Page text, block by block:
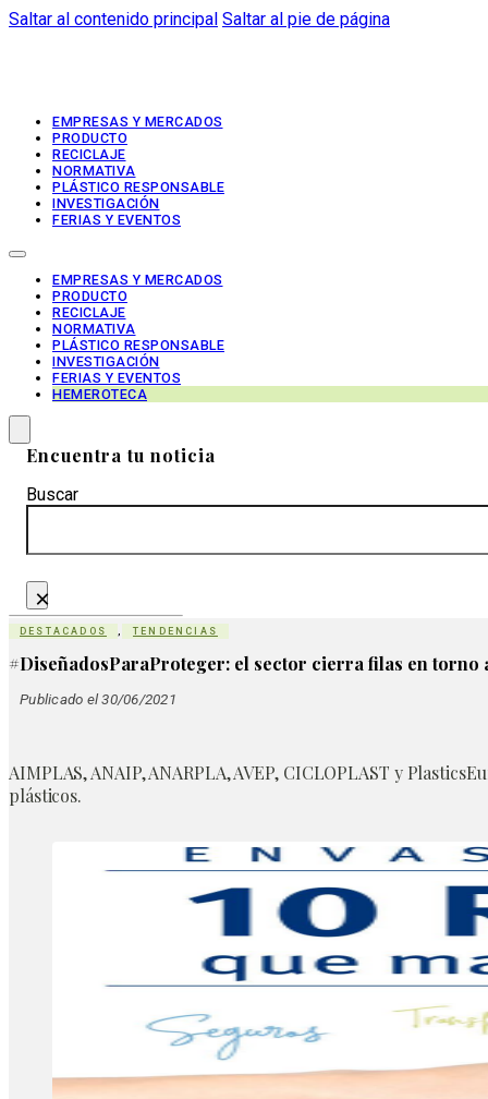
Saltar al contenido principal Saltar al pie de página
EMPRESAS Y MERCADOS
PRODUCTO
RECICLAJE
NORMATIVA
PLÁSTICO RESPONSABLE
INVESTIGACIÓN
FERIAS Y EVENTOS
EMPRESAS Y MERCADOS
PRODUCTO
RECICLAJE
NORMATIVA
PLÁSTICO RESPONSABLE
INVESTIGACIÓN
FERIAS Y EVENTOS
HEMEROTECA
Encuentra tu noticia
Buscar
×
DESTACADOS , TENDENCIAS
#DiseñadosParaProteger: el sector cierra filas en torno
Publicado el 30/06/2021
AIMPLAS, ANAIP, ANARPLA, AVEP, CICLOPLAST y
plásticos.